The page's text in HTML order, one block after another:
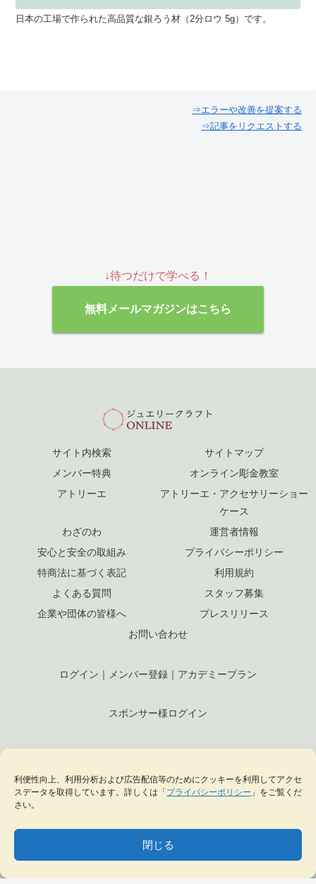
利便性向上、利用分析および広告配信等のためにクッキーを利用してアクセ
スデータを取得しています。詳しくは「 プライバシーポリシー 」をご覧くだ
さい。
閉じる
日本の工場で作られた高品質な銀ろう材（2分ロウ 5g）です。
⇒エラーや改善を提案する
⇒記事をリクエストする
↓待つだけで学べる！
無料メールマガジンはこちら
サイト内検索
サイトマップ
メンバー特典
オンライン彫金教室
アトリーエ
アトリーエ・アクセサリーショー
ケース
わざのわ
運営者情報
安心と安全の取組み
プライバシーポリシー
特商法に基づく表記
利用規約
よくある質問
スタッフ募集
企業や団体の皆様へ
プレスリリース
お問い合わせ
ログイン ｜ メンバー登録 ｜ アカデミープラン
スポンサー様ログイン
ヒ）
展に貢献します